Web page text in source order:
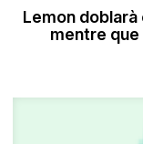
Lemon
mentre